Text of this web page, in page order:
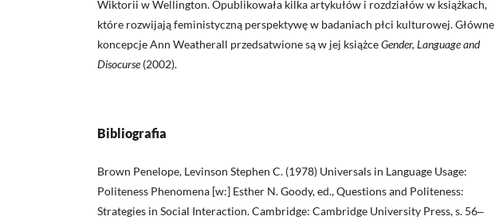
Wiktorii w Wellington. Opublikowała kilka artykułów i rozdziałów w książkach,
które rozwijają feministyczną perspektywę w badaniach płci kulturowej. Główne
koncepcje Ann Weatherall przedsatwione są w jej książceGender, Language and
Disocurse(2002).
Bibliografia
Brown Penelope, Levinson Stephen C. (1978) Universals in Language Usage:
Politeness Phenomena [w:] Esther N. Goody, ed., Questions and Politeness:
Strategies in Social Interaction. Cambridge: Cambridge University Press, s. 56‒